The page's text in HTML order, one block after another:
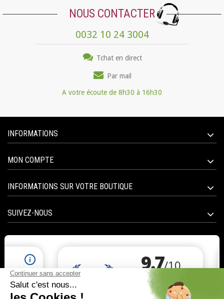
NOUS CONTACTER
0032 10 24 3004
Tchat en direct
Par mail
A votre écoute de 8h30 à 16h30
INFORMATIONS
MON COMPTE
INFORMATIONS SUR VOTRE BOUTIQUE
SUIVEZ-NOUS